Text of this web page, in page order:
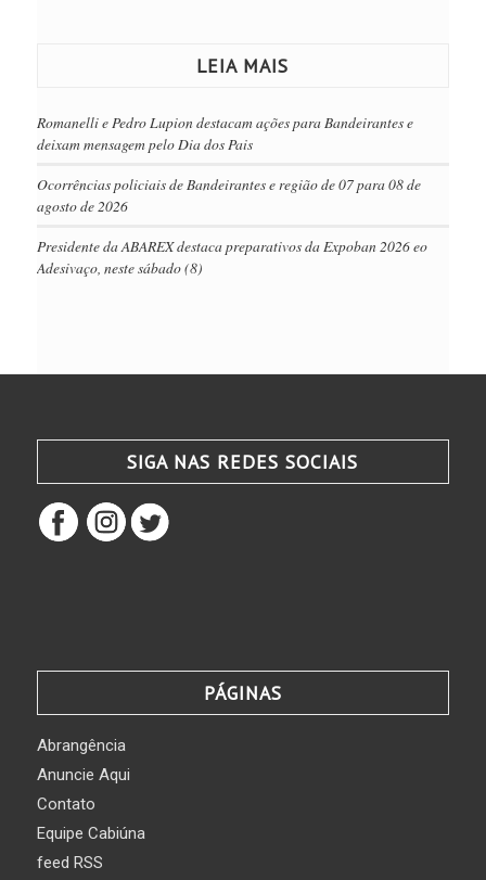
LEIA MAIS
Romanelli e Pedro Lupion destacam ações para Bandeirantes e
deixam mensagem pelo Dia dos Pais
Ocorrências policiais de Bandeirantes e região de 07 para 08 de
agosto de 2026
Presidente da ABAREX destaca preparativos da Expoban 2026 eo
Adesivaço, neste sábado (8)
SIGA NAS REDES SOCIAIS
PÁGINAS
Abrangência
Anuncie Aqui
Contato
Equipe Cabiúna
feed RSS